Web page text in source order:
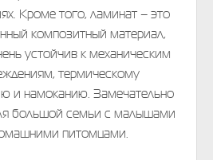
Кроме того, ламинат – это
композитный материал,
устойчив к механическим
термическому
и намоканию. Замечательно
большой семьи с малышами
питомцами.